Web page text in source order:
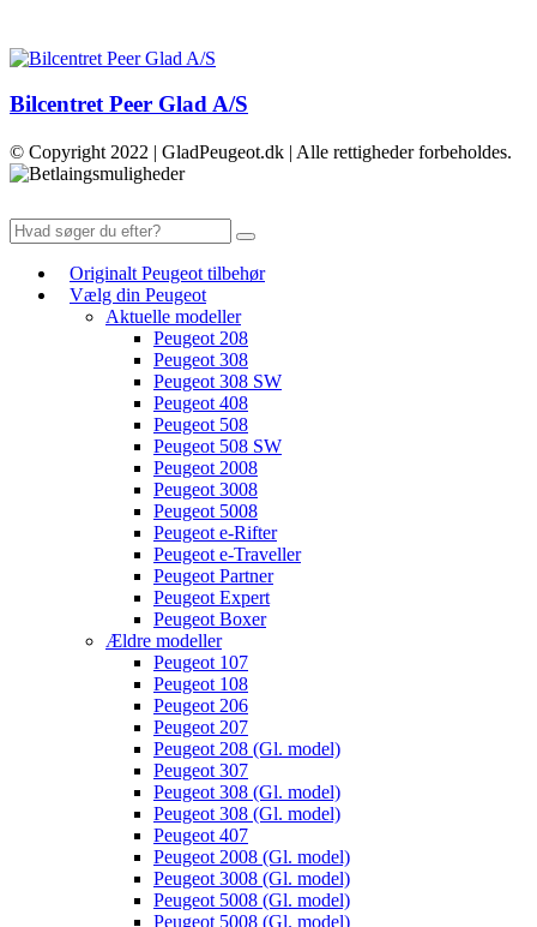
Bilcentret Peer Glad A/S
© Copyright 2022 | GladPeugeot.dk | Alle rettigheder forbeholdes.
Originalt Peugeot tilbehør
Vælg din Peugeot
Aktuelle modeller
Peugeot 208
Peugeot 308
Peugeot 308 SW
Peugeot 408
Peugeot 508
Peugeot 508 SW
Peugeot 2008
Peugeot 3008
Peugeot 5008
Peugeot e-Rifter
Peugeot e-Traveller
Peugeot Partner
Peugeot Expert
Peugeot Boxer
Ældre modeller
Peugeot 107
Peugeot 108
Peugeot 206
Peugeot 207
Peugeot 208 (Gl. model)
Peugeot 307
Peugeot 308 (Gl. model)
Peugeot 308 (Gl. model)
Peugeot 407
Peugeot 2008 (Gl. model)
Peugeot 3008 (Gl. model)
Peugeot 5008 (Gl. model)
Peugeot 5008 (Gl. model)